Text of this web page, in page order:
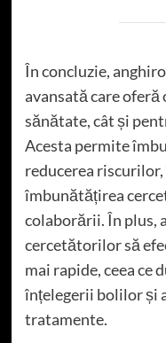
În concluzie,
avansată care
sănătate, cât și
Acesta permite
reducerea
îmbunătățirea
colaborării. În plus,
cercetătorilor să
mai rapide, ceea ce
înțelegerii bolilor și
tratamente.